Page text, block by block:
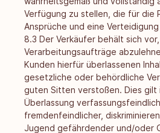
Verfügung zu stellen, die für die
Ansprüche und eine
8.3 Der Verkäufer behält sich vor,
Verarbeitungsaufträge
Kunden hierfür überlassenen
gesetzliche oder behördliche
guten Sitten verstoßen. Dies gilt
Überlassung
fremdenfeindlicher,
Jugend gefährdender und/oder